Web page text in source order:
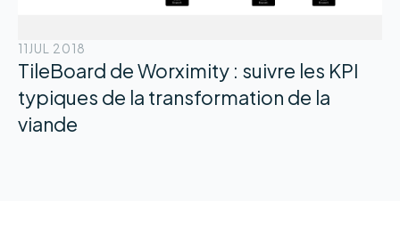
11 JUL 2018
TileBoard de Worximity : suivre les KPI
typiques de la transformation de la
viande